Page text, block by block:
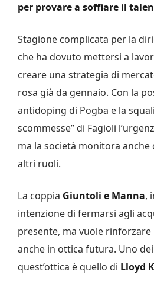
per provare a soffiare il
Stagione complicata per la
che ha dovuto mettersi a
creare una strategia di
rosa già da gennaio. Con la
antidoping di Pogba e la
scommesse” di Fagioli
ma la società monitora
altri ruoli.
La coppia Giuntoli e Manna,
intenzione di fermarsi agli
presente, ma vuole
anche in ottica futura. Uno
quest’ottica è quello di Lloyd